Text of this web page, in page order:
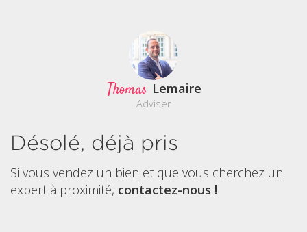
Thomas Lemaire
Adviser
Désolé, déjà pris
Si vous vendez un bien et que vous cherchez un
expert à proximité, contactez-nous !